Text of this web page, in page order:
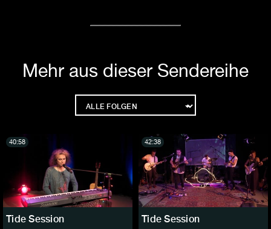
Mehr aus dieser Sendereihe
Tide Session
40:58
Tide Session
42:38